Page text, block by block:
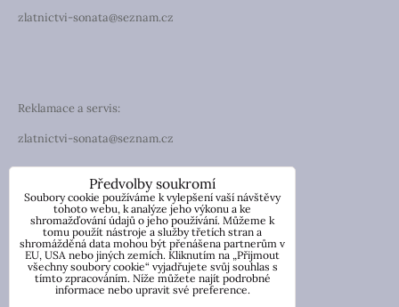
zlatnictvi-sonata@seznam.cz
Reklamace a servis:
zlatnictvi-sonata@seznam.cz
TELEFON
Telefon: +420 774 194 130
IČO: 13854976
DIČ: CZ7057181846
Nicole Wetzlerová
Předvolby soukromí
Soubory cookie používáme k vylepšení vaší návštěvy
tohoto webu, k analýze jeho výkonu a ke
shromažďování údajů o jeho používání. Můžeme k
tomu použít nástroje a služby třetích stran a
shromážděná data mohou být přenášena partnerům v
EU, USA nebo jiných zemích. Kliknutím na „Přijmout
všechny soubory cookie“ vyjadřujete svůj souhlas s
tímto zpracováním. Níže můžete najít podrobné
informace nebo upravit své preference.